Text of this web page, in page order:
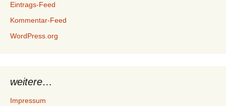
Eintrags-Feed
Kommentar-Feed
WordPress.org
weitere…
Impressum